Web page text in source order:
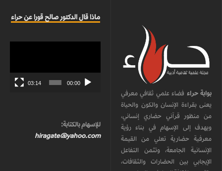
بوابة حراء فضاء علمي ثقافي معرفي
يعنى بقراءة الإنسان والكون والحياة
من منظور قرآني حضاري إنساني،
ويهدف إلى الإسهام في بناء رؤية
معرفية حضارية تعلي من القيمة
الإنسانية الجامعة، وتثمن التفاعل
الإيجابي بين الحضارات والثقافات،
ماذا قال الدكتور صالح قورا عن حراء
00:00
03:14
للإسهام بالكتابة:
hiragate@yahoo.com